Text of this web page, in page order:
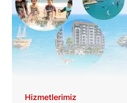
Hizmetlerimiz